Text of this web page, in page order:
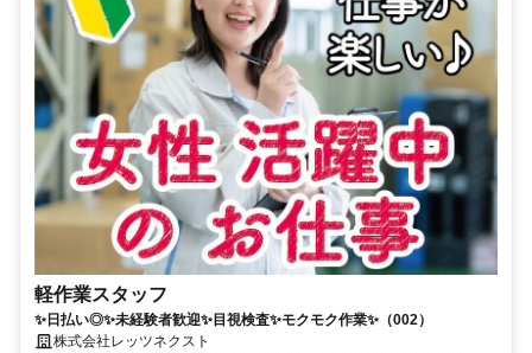
軽作業スタッフ
✨日払い◎✨未経験者歓迎✨目視検査✨モクモク作業✨（002）
株式会社レッツネクスト